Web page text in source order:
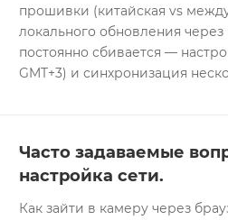
прошивки (китайская vs
локального обновления
постоянно сбивается —
GMT+3) и синхронизация
Часто задаваемые
настройка сети.
Как зайти в камеру через